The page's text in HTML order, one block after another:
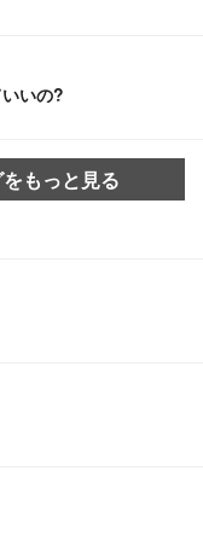
いの?
もっと見る